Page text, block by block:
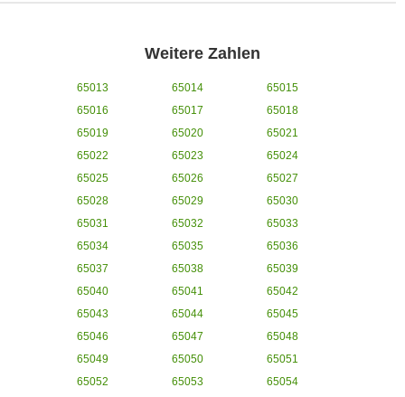
Weitere Zahlen
65013 65014
65015
65016
65017
65018
65019
65020
65021
65022
65023
65024
65025
65026
65027
65028
65029
65030
65031
65032
65033
65034
65035
65036
65037
65038
65039
65040
65041
65042
65043
65044
65045
65046
65047
65048
65049
65050
65051
65052
65053
65054